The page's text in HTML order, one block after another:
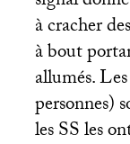
à cracher
à bout
allumés.
personnes)
lesSSles